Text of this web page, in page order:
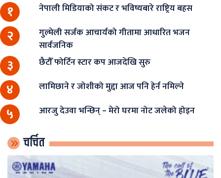
१ नेपाली मिडियाको संकट र भविष्यबारे राष्ट्रिय बहस
२
गुल्मेली सर्जक आचार्यको गीतामा आधारित भजन
सार्वजनिक
३ छैटौँ फोर्टिन स्टार कप आजदेखि सुरु
४ लामिछाने र जोशीको मुद्दा आज पनि हेर्न नमिल्ने
५ आरजु देउवा भन्छिन् – मेरो घरमा नोट जलेको होइन
चर्चित